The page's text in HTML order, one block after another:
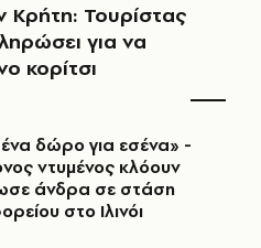
Κρήτη: Τουρίστας
για να
κορίτσι
δώρο για εσένα» -
ντυμένος κλόουν
άνδρα σε στάση
στο Ιλινόι